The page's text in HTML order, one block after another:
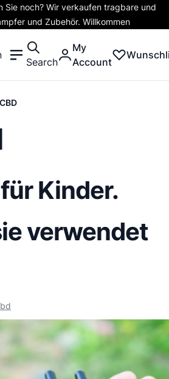
Sie noch? Wir verkaufen tragbare und
und Zubehör. Willkommen
Search
My
Account
Kinder.
verwendet